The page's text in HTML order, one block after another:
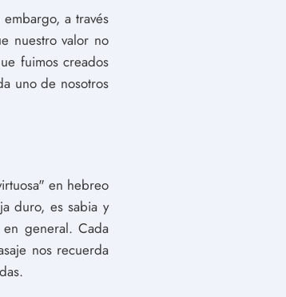
a través
nuestro valor no
fuimos creados
uno de nosotros
en hebreo
duro, es sabia y
general. Cada
nos recuerda